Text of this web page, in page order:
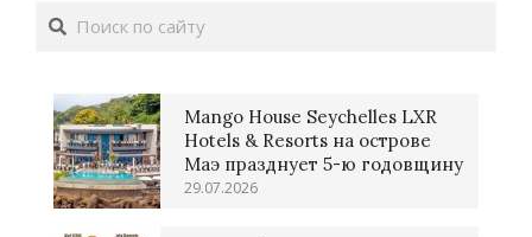
Поиск
Mango House Seychelles LXR
Hotels & Resorts на острове
Маэ празднует 5-ю годовщину
29.07.2026